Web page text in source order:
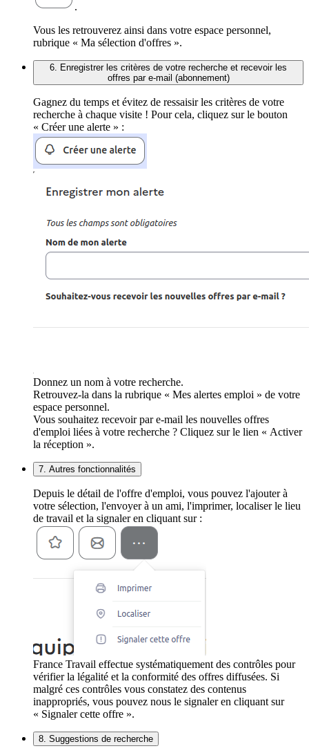
.
Vous les retrouverez ainsi dans votre espace personnel,
rubrique « Ma sélection d'offres ».
6. Enregistrer les critères de votre recherche et recevoir les
offres par e-mail (abonnement)
Gagnez du temps et évitez de ressaisir les critères de votre
recherche à chaque visite ! Pour cela, cliquez sur le bouton
« Créer une alerte » :
Donnez un nom à votre recherche.
Retrouvez-la dans la rubrique « Mes alertes emploi » de votre
espace personnel.
Vous souhaitez recevoir par e-mail les nouvelles offres
d'emploi liées à votre recherche ? Cliquez sur le lien « Activer
la réception ».
7. Autres fonctionnalités
Depuis le détail de l'offre d'emploi, vous pouvez l'ajouter à
votre sélection, l'envoyer à un ami, l'imprimer, localiser le lieu
de travail et la signaler en cliquant sur :
France Travail effectue systématiquement des contrôles pour
vérifier la légalité et la conformité des offres diffusées. Si
malgré ces contrôles vous constatez des contenus
inappropriés, vous pouvez nous le signaler en cliquant sur
« Signaler cette offre ».
8. Suggestions de recherche